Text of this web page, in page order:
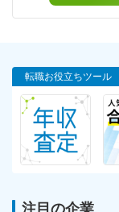
転職お役立ちツール
注目の企業